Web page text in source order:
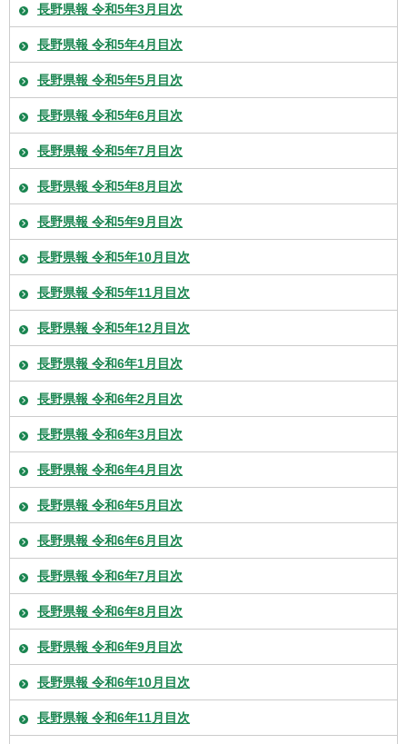
長野県報 令和5年3月目次
長野県報 令和5年4月目次
長野県報 令和5年5月目次
長野県報 令和5年6月目次
長野県報 令和5年7月目次
長野県報 令和5年8月目次
長野県報 令和5年9月目次
長野県報 令和5年10月目次
長野県報 令和5年11月目次
長野県報 令和5年12月目次
長野県報 令和6年1月目次
長野県報 令和6年2月目次
長野県報 令和6年3月目次
長野県報 令和6年4月目次
長野県報 令和6年5月目次
長野県報 令和6年6月目次
長野県報 令和6年7月目次
長野県報 令和6年8月目次
長野県報 令和6年9月目次
長野県報 令和6年10月目次
長野県報 令和6年11月目次